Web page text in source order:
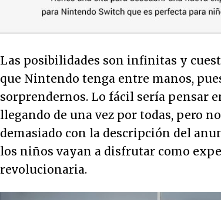
Las posibilidades son infinitas y
que Nintendo tenga entre manos,
sorprendernos. Lo fácil sería pensar
llegando de una vez por todas, pero
demasiado con la descripción del
los niños vayan a disfrutar como
revolucionaria.